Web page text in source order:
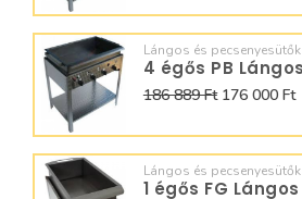
Lángos és pecsenyesütők
186 889 Ft176 000 Ft
Lángos és pecsenyesütők